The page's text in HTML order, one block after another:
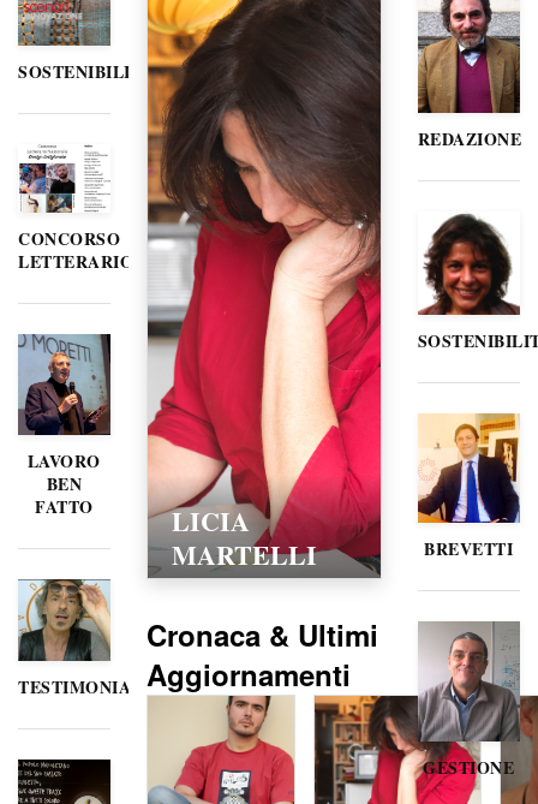
SOSTENIBILITÀ
CONCORSO
LETTERARIO
LAVORO
BEN
FATTO
TESTIMONIANZE
LICIA
MARTELLI
Cronaca & Ultimi
Aggiornamenti
REDAZIONE
BREVETTI
GESTIONE